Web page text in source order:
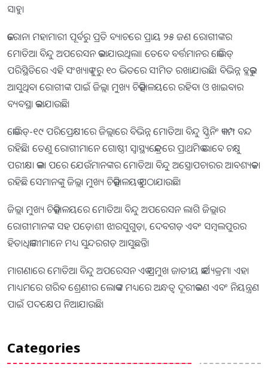
ସାହୁ।
କରୋନା ମହାମାରୀ ପୂର୍ବରୁ ପ୍ରତି ବ୍ୟାଚରେ ପ୍ରାୟ ୨୫ ଜଣ ରୋଗୀଙ୍କର
ମୋତିଆ ବିନ୍ଦୁ ଅପରେସନ କରାଯାଉଥିଲା। ତେବେ ବର୍ତ୍ତମାନର କୋଭିଡ୍‌
ପରିସ୍ଥିତିରେ ଏହି ସଂଖ୍ୟାକୁ ୮ରୁ ୧୦ ଭିତରେ ସୀମିତ ରଖାଯାଉଛି। ବିଭିନ୍ନ ବ୍ଲକରୁ
ଆସୁଥିବା ରୋଗୀଙ୍କ ପାଇଁ ଜିଲ୍ଲା ମୁଖ୍ୟ ଚିକିତ୍ସାଳୟରେ ରହିବା ଓ ଖାଇବାର
ବ୍ୟବସ୍ଥା କରାଯାଉଛି।
କୋଭିଡ୍‌-୧୯ ପରିପ୍ରେକ୍ଷୀରେ ଜିଲ୍ଲାରେ ବିଭିନ୍ନ ମୋତିଆ ବିନ୍ଦୁ ସ୍କ୍ରିନିଂ କ୍ୟାମ୍ପ ବନ୍ଦ
ରହିଛି। ତେଣୁ ରୋଗୀମାନେ ଗୋଷ୍ଠୀ ସ୍ୱାସ୍ଥ୍ୟକେନ୍ଦ୍ରରେ ପ୍ରାଥମିକ ଭାବେ ଚକ୍ଷୁ
ପରୀକ୍ଷା କଲା ପରେ ଯେଉଁମାନଙ୍କର ମୋତିଆ ବିନ୍ଦୁ ଅସ୍ତ୍ରୋପଚାରର ଆବଶ୍ୟକତା
ରହିଛି ସେମାନଙ୍କୁ ଜିଲ୍ଲା ମୁଖ୍ୟ ଚିକିତ୍ସାଳୟକୁ ପଠାଯାଉଛି।
ଜିଲ୍ଲା ମୁଖ୍ୟ ଚିକିତ୍ସାଳୟରେ ମୋତିଆ ବିନ୍ଦୁ ଅପରେସନ ଲାଗି ଜିଲ୍ଲାର
ରୋଗୀମାନଙ୍କ ସହ ପଡ଼ୋଶୀ ଝାରସୁଗୁଡ଼ା, ଦେବଗଡ଼ ଏବଂ ସମ୍ବଲପୁରର
ହିତାଧିକାରୀମାନେ ମଧ୍ୟ ସୁନ୍ଦରଗଡ଼ ଆସୁଛନ୍ତି।
ମାଗଣାରେ ମୋତିଆ ବିନ୍ଦୁ ଅପରେସନ ଏକ ପ୍ରମୁଖ ଜାତୀୟ କାର୍ଯ୍ୟକ୍ରମ। ଏହା
ମାଧ୍ୟମରେ ଗରିବ ଶ୍ରେଣୀର ଲୋକଙ୍କ ମଧ୍ୟରେ ଅନ୍ଧତ୍ୱ ଦୂରୀକରଣ ଏବଂ ନିୟନ୍ତ୍ରଣ
ପାଇଁ ପଦକ୍ଷେପ ନିଆଯାଉଛି।
Categories